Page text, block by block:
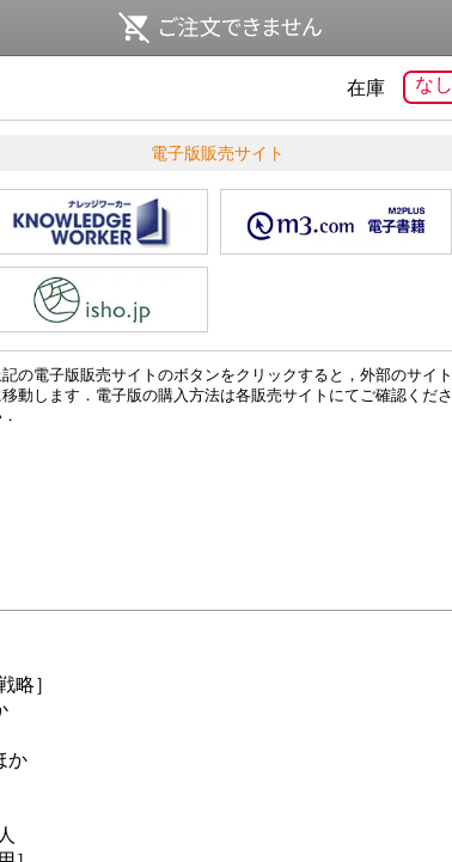
なし
在庫
電子版販売サイト
の電子版販売サイトのボタンをクリックすると，外部のサイト
移動します．電子版の購入方法は各販売サイトにてご確認くださ
略］
か